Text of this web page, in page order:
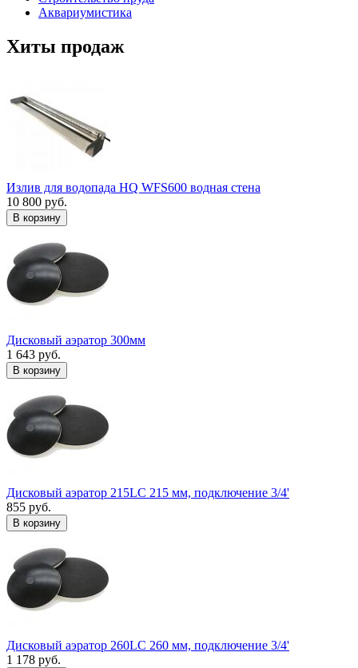
Аквариумистика
Хиты продаж
Излив для водопада HQ WFS600 водная стена
10 800 руб.
В корзину
Дисковый аэратор 300мм
1 643 руб.
В корзину
Дисковый аэратор 215LC 215 мм, подключение 3/4'
855 руб.
В корзину
Дисковый аэратор 260LC 260 мм, подключение 3/4'
1 178 руб.